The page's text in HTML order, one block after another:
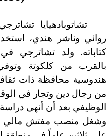
تشاتوبادهيايا
روائي وناشر هندي،
كتاباته. ولد تشاترجي في
بالقرب من كلكوتة
هندوسية محافظة ذات
من رجال دين وتجار في
الوظيفي بعد أن أنهى
وشغل منصب مفتش مالي